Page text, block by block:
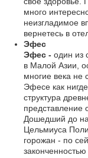
много
неизгладимое
вернетесь в
Эфес
Эфес - один из
в Малой Азии,
многие века не
Эфесе как
структура
представление
Дошедший до
Цельмиуса
горожан - по